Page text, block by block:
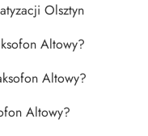
Olsztyn
Altowy?
Altowy?
Altowy?